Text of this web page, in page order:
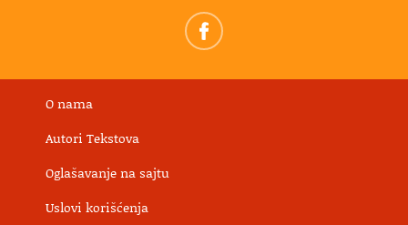
O nama
Autori Tekstova
Oglašavanje na sajtu
Uslovi korišćenja